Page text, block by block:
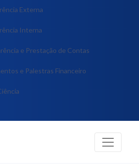
Externa
Interna
e Prestação de Contas
e Palestras Financeiro